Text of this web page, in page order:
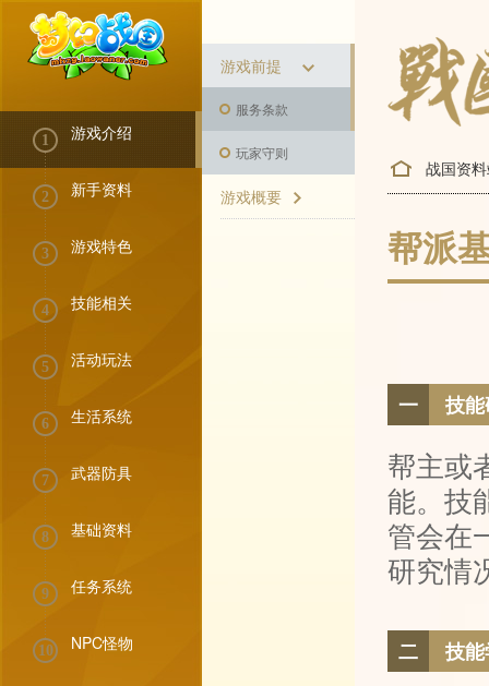
1 游戏介绍
2 新手资料
3 游戏特色
4 技能相关
5 活动玩法
6 生活系统
7 武器防具
8 基础资料
9 任务系统
10 NPC怪物
游戏前提
服务条款
玩家守则
游戏概要
战国资
帮派
一 技
帮主或
能。技
管会在
研究情
二 技